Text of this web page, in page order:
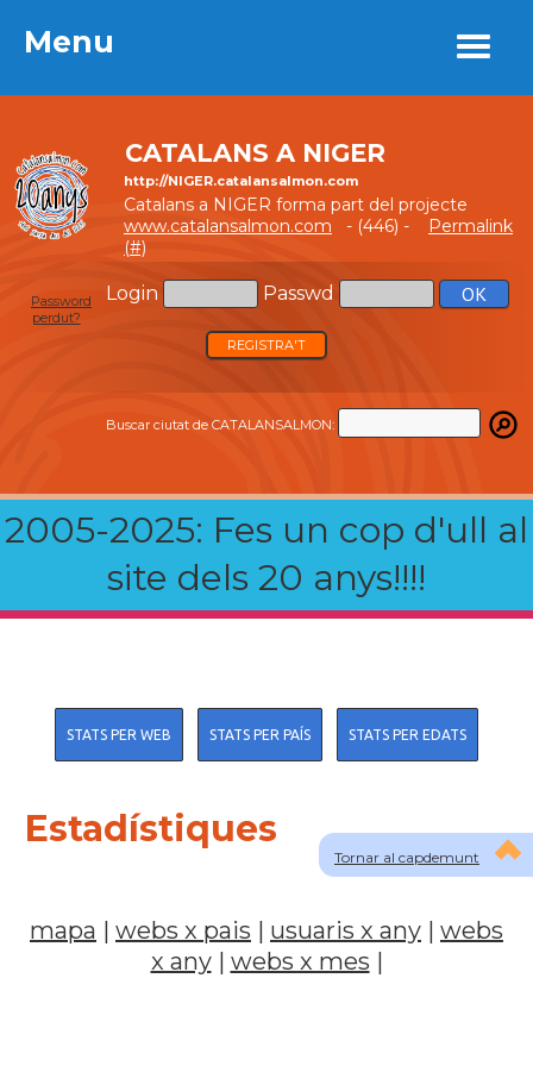
Menu
CATALANS A NIGER
http://NIGER.catalansalmon.com
Catalans a NIGER forma part del projecte
www.catalansalmon.com - (446) -
Permalink
(#)
Login Passwd
Password
perdut?
REGISTRA'T
Buscar ciutat de CATALANSALMON:
2005-2025: Fes un cop d'ull al
site dels 20 anys!!!!
Menu
Tornar al capdemunt
STATS PER WEB STATS PER PAÍS STATS PER EDATS
Estadístiques
mapa | webs x pais | usuaris x any | webs
x any| webs x mes |